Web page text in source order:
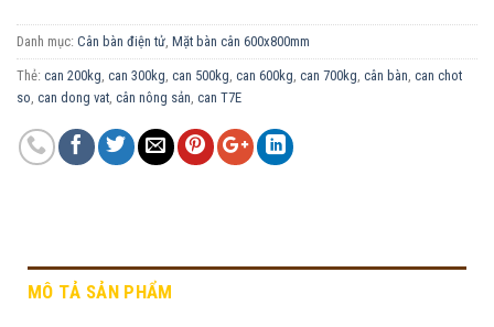
Danh mục: Cân bàn điện tử, Mặt bàn cân 600x800mm
Thẻ: can 200kg, can 300kg, can 500kg, can 600kg, can 700kg, cân bàn, can chot
so, can dong vat, cân nông sản, can T7E
MÔ TẢ SẢN PHẨM